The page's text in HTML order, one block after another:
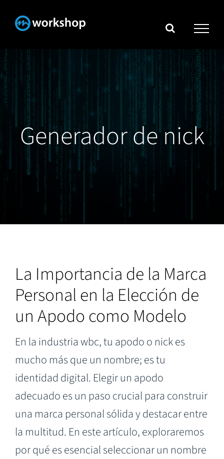
Generador de nick
La Importancia de la Marca
Personal en la Elección de
un Apodo como Modelo
En la industria wbc, tu apodo o nick es
mucho más que un nombre; es tu
identidad digital. Elegir un apodo
adecuado es un paso crucial para construir
una marca personal sólida y destacar entre
la multitud. En este artículo, exploraremos
por qué es esencial seleccionar un nombre